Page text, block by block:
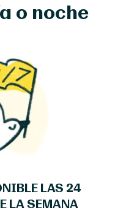
o noche
LAS 24
LA SEMANA